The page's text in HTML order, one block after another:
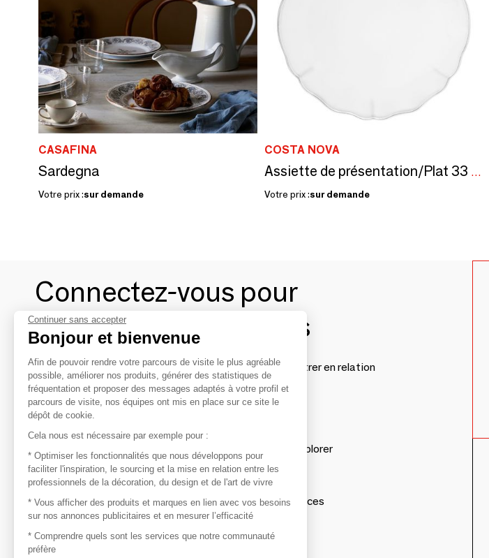
CASAFINA
Sardegna
Votre prix :sur demande
COSTA NOVA
Assiette de présentation/Plat 33 cm
Votre prix :sur demande
Connectez-vous pour
contacter les marques
Afin de profiter au mieux de l'expérience MOM et de rentrer en relation
avec vos marques préférées, créez-vous un compte.
Découvrir
Les produits de milliers de fournisseurs à explorer
S'inspirer
Inspiration et sélections de produits tendances
Contacter
Continuer sans accepter
Bonjour et bienvenue
Afin de pouvoir rendre votre parcours de visite le plus agréable
possible, améliorer nos produits, générer des statistiques de
fréquentation et proposer des messages adaptés à votre profil et
parcours de visite, nos équipes ont mis en place sur ce site le
dépôt de cookie.
Cela nous est nécessaire par exemple pour :
* Optimiser les fonctionnalités que nous développons pour
faciliter l'inspiration, le sourcing et la mise en relation entre les
professionnels de la décoration, du design et de l'art de vivre
* Vous afficher des produits et marques en lien avec vos besoins
sur nos annonces publicitaires et en mesurer l’efficacité
* Comprendre quels sont les services que notre communauté
préfère